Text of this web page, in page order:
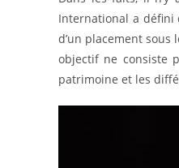
International a défini
d’un placement
objectif ne consiste
patrimoine et les